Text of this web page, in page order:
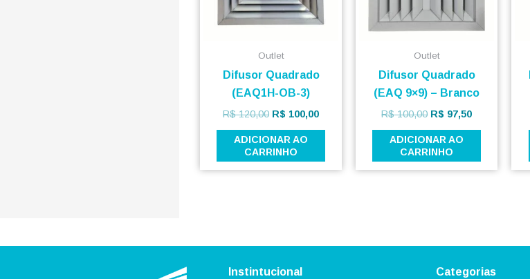
Outlet
Difusor Quadrado
(EAQ1H-OB-3)
R$120,00 R$ 100,00
ADICIONAR AO
CARRINHO
Outlet
Difusor Quadrado
(EAQ 9×9) – Branco
R$100,00 R$ 97,50
ADICIONAR AO
CARRINHO
Instintucional Categorias